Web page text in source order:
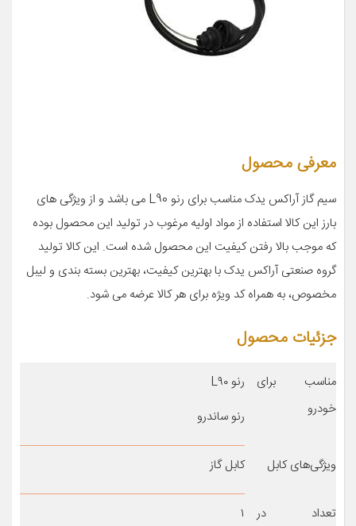
معرفی محصول
سیم گاز آراکس یدک مناسب برای رنو L90 می باشد و از ویژگی های
بارز این کالا استفاده از مواد اولیه مرغوب در تولید این محصول بوده
که موجب بالا رفتن کیفیت این محصول شده است. این کالا تولید
گروه صنعتی آراکس یدک با بهترین کیفیت، بهترین بسته بندی و لیبل
مخصوص، به همراه کد ویژه برای هر کالا عرضه می شود.
جزئیات محصول
مناسب برای
خودرو
رنو L۹۰
رنو ساندرو
ویژگی‌های کابل کابل گاز
تعداد در
۱